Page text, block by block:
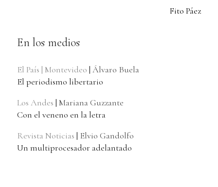
Fito Páez
En los medios
El País | Montevideo | Álvaro Buela
El periodismo libertario
Los Andes | Mariana Guzzante
Con el veneno en la letra
Revista Noticias | Elvio Gandolfo
Un multiprocesador adelantado